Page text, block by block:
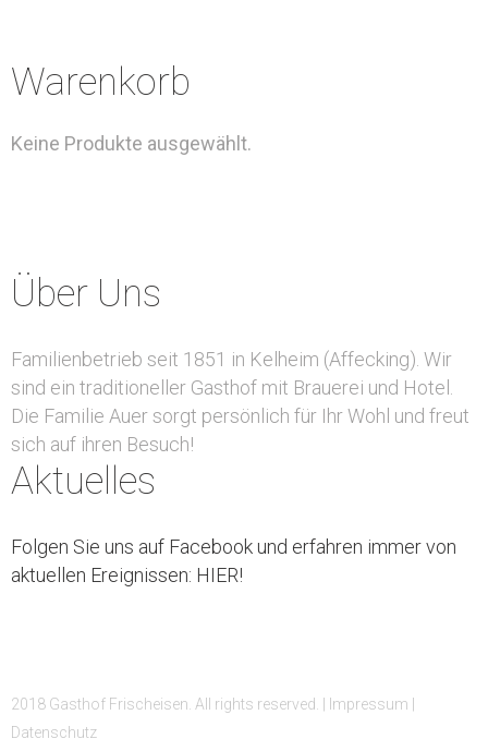
Warenkorb
Keine Produkte ausgewählt.
Über Uns
Familienbetrieb seit 1851 in Kelheim (Affecking). Wir
sind ein traditioneller Gasthof mit Brauerei und Hotel.
Die Familie Auer sorgt persönlich für Ihr Wohl und freut
sich auf ihren Besuch!
Aktuelles
Folgen Sie uns auf Facebook und erfahren immer von
aktuellen Ereignissen: HIER!
2018 Gasthof Frischeisen. All rights reserved. | Impressum
Datenschutz